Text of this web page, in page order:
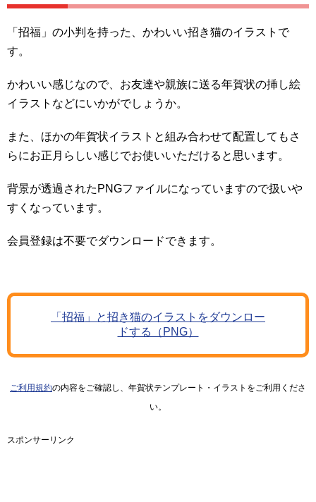
「招福」の小判を持った、かわいい招き猫のイラストで
す。
かわいい感じなので、お友達や親族に送る年賀状の挿し絵
イラストなどにいかがでしょうか。
また、ほかの年賀状イラストと組み合わせて配置してもさ
らにお正月らしい感じでお使いいただけると思います。
背景が透過されたPNGファイルになっていますので扱いや
すくなっています。
会員登録は不要でダウンロードできます。
「招福」と招き猫のイラストをダウンロー
ドする（PNG）
ご利用規約の内容をご確認し、年賀状テンプレート・イラストをご利用くださ
い。
スポンサーリンク